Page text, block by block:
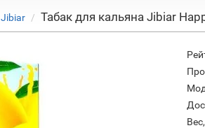
Jibiar Табак для кальяна Jibiar